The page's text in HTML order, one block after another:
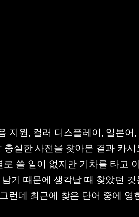
지원, 컬러 디스플레이, 일본어,
실한 사전을 찾아본 결과 카시
쓸 일이 없지만 기차를 타고
기 때문에 생각날 때 찾았던 것
런데 최근에 찾은 단어 중에 영